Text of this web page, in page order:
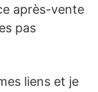
après-vente
pas
liens et je